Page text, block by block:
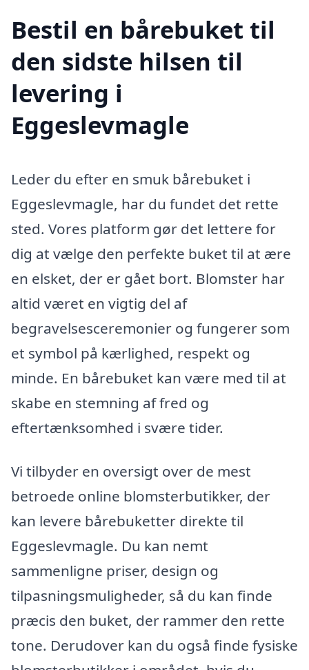
Bestil en bårebuket til
den sidste hilsen til
levering i
Eggeslevmagle
Leder du efter en smuk bårebuket i
Eggeslevmagle, har du fundet det rette
sted. Vores platform gør det lettere for
dig at vælge den perfekte buket til at ære
en elsket, der er gået bort. Blomster har
altid været en vigtig del af
begravelsesceremonier og fungerer som
et symbol på kærlighed, respekt og
minde. En bårebuket kan være med til at
skabe en stemning af fred og
eftertænksomhed i svære tider.
Vi tilbyder en oversigt over de mest
betroede online blomsterbutikker, der
kan levere bårebuketter direkte til
Eggeslevmagle. Du kan nemt
sammenligne priser, design og
tilpasningsmuligheder, så du kan finde
præcis den buket, der rammer den rette
tone. Derudover kan du også finde fysiske